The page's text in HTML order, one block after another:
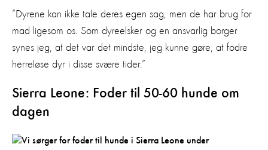
”Dyrene kan ikke tale deres egen sag, men de har brug for
mad ligesom os. Som dyreelsker og en ansvarlig borger
synes jeg, at det var det mindste, jeg kunne gøre, at fodre
herreløse dyr i disse svære tider.”
Sierra Leone: Foder til 50-60 hunde om
dagen